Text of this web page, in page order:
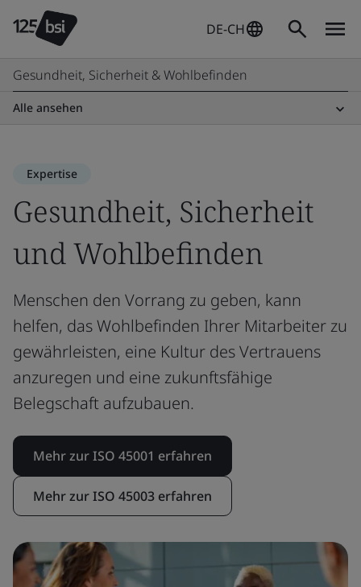
DE-CH
Gesundheit, Sicherheit & Wohlbefinden
Alle ansehen
Expertise
Gesundheit, Sicherheit
und Wohlbefinden
Menschen den Vorrang zu geben, kann
helfen, das Wohlbefinden Ihrer Mitarbeiter zu
gewährleisten, eine Kultur des Vertrauens
anzuregen und eine zukunftsfähige
Belegschaft aufzubauen.
Mehr zur ISO 45001 erfahren
Mehr zur ISO 45003 erfahren